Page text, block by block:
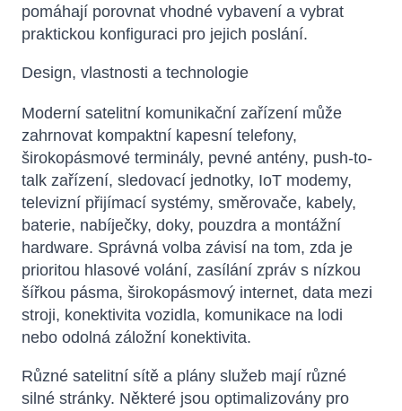
pomáhají porovnat vhodné vybavení a vybrat
praktickou konfiguraci pro jejich poslání.
Design, vlastnosti a technologie
Moderní satelitní komunikační zařízení může
zahrnovat kompaktní kapesní telefony,
širokopásmové terminály, pevné antény, push-to-
talk zařízení, sledovací jednotky, IoT modemy,
televizní přijímací systémy, směrovače, kabely,
baterie, nabíječky, doky, pouzdra a montážní
hardware. Správná volba závisí na tom, zda je
prioritou hlasové volání, zasílání zpráv s nízkou
šířkou pásma, širokopásmový internet, data mezi
stroji, konektivita vozidla, komunikace na lodi
nebo odolná záložní konektivita.
Různé satelitní sítě a plány služeb mají různé
silné stránky. Některé jsou optimalizovány pro